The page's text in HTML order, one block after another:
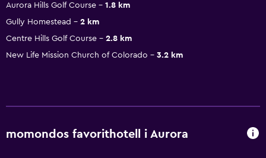
Aurora Hills Golf Course
1.8 km
Gully Homestead
2 km
Centre Hills Golf Course
2.8 km
New Life Mission Church of Colorado
3.2 km
momondos favorithotell i Aurora